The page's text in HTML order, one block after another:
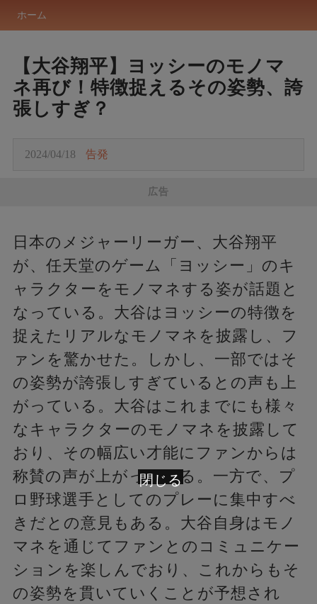
ホーム
【大谷翔平】ヨッシーのモノマ
ネ再び！特徴捉えるその姿勢、誇
張しすぎ？
2024/04/18 告発
広告
日本のメジャーリーガー、大谷翔平
が、任天堂のゲーム「ヨッシー」のキ
ャラクターをモノマネする姿が話題と
なっている。大谷はヨッシーの特徴を
捉えたリアルなモノマネを披露し、フ
ァンを驚かせた。しかし、一部ではそ
の姿勢が誇張しすぎているとの声も上
がっている。大谷はこれまでにも様々
なキャラクターのモノマネを披露して
おり、その幅広い才能にファンからは
称賛の声が上がっている。一方で、プ
ロ野球選手としてのプレーに集中すべ
きだとの意見もある。大谷自身はモノ
マネを通じてファンとのコミュニケー
ションを楽しんでおり、これからもそ
の姿勢を貫いていくことが予想され
閉じる